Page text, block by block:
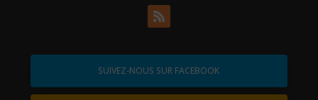
SUIVEZ-NOUS SUR FACEBOOK